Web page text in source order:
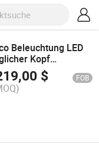
Beleuchtung LED
Kopf
$ FOB